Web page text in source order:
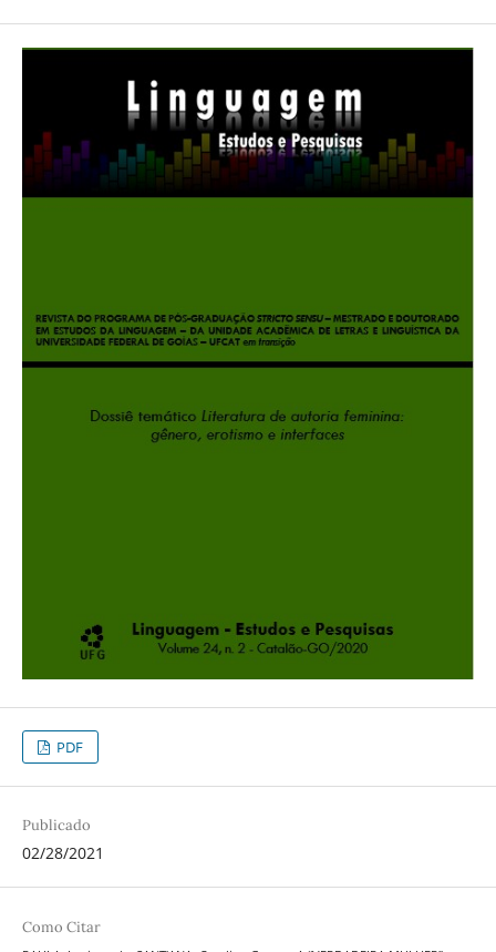
PDF
Publicado
02/28/2021
Como Citar